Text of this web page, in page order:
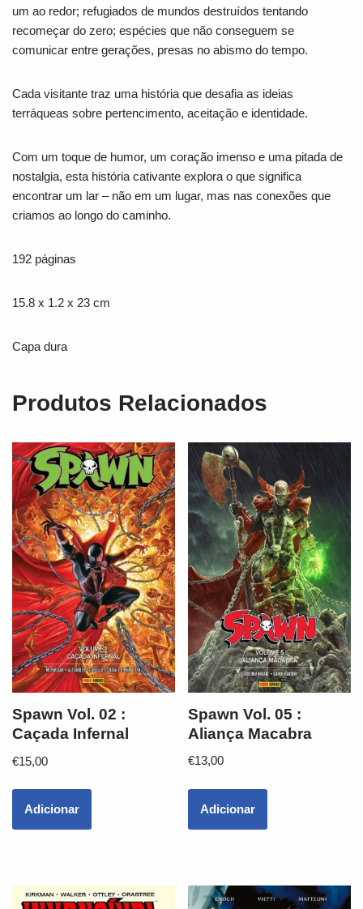
um ao redor; refugiados de mundos destruídos tentando
recomeçar do zero; espécies que não conseguem se
comunicar entre gerações, presas no abismo do tempo.
Cada visitante traz uma história que desafia as ideias
terráqueas sobre pertencimento, aceitação e identidade.
Com um toque de humor, um coração imenso e uma pitada de
nostalgia, esta história cativante explora o que significa
encontrar um lar – não em um lugar, mas nas conexões que
criamos ao longo do caminho.
192 páginas
15.8 x 1.2 x 23 cm
Capa dura
Produtos Relacionados
Spawn Vol. 02 :
Caçada Infernal
€15,00
Adicionar
Spawn Vol. 05 :
Aliança Macabra
€13,00
Adicionar